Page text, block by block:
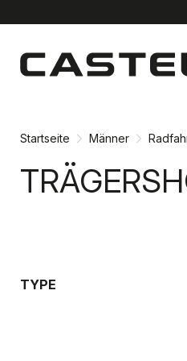
Inhalt
springen
Navigation
springen
Startseite Männer
TYPE